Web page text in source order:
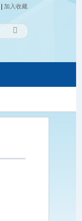
加入收藏
